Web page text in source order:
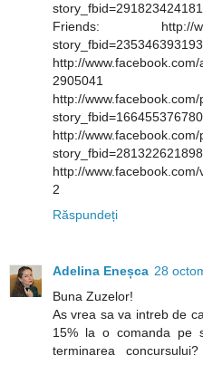
Friends: http://
http://
2905041
http://
http://
http://
2
Răspundeți
Adelina Eneșca 28
Buna Zuzelor!
As vrea sa va intreb de
15% la o comanda pe
terminarea